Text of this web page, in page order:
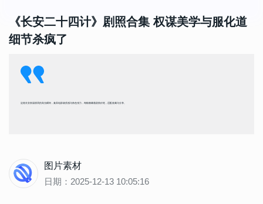
《长安二十四计》剧照合集 权谋美学与服化道
细节杀疯了
定格长安权谋棋局的高光瞬间，兼具电影级质感与角色张力，每帧都藏着剧情伏笔，适配收藏与分享。
图片素材
日期：2025-12-13 10:05:16